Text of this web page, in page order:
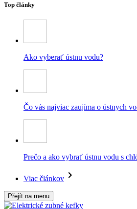
Top články
Ako vyberať ústnu vodu?
Čo vás najviac zaujíma o ústnych
Prečo a ako vybrať ústnu vodu s
Viac článkov
Přejít na menu